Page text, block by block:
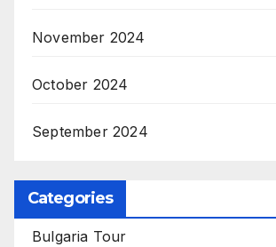
November 2024
October 2024
September 2024
Categories
Bulgaria Tour